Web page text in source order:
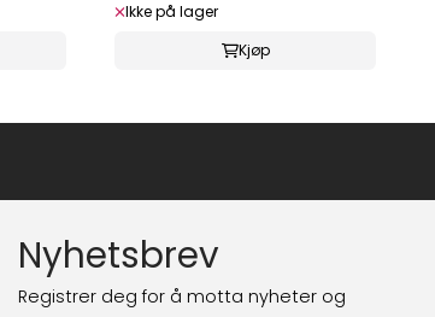
Ikke på lager
Kjøp
Nyhetsbrev
Registrer deg for å motta nyheter og